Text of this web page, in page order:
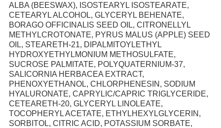
ALBA (BEESWAX), ISOSTEARYL ISOSTEARATE,
CETEARYL ALCOHOL, GLYCERYL BEHENATE,
BORAGO OFFICINALIS SEED OIL, CITRONELLYL
METHYLCROTONATE, PYRUS MALUS (APPLE) SEED
OIL, STEARETH-21, DIPALMITOYLETHYL
HYDROXYETHYLMONIUM METHOSULFATE,
SUCROSE PALMITATE, POLYQUATERNIUM-37,
SALICORNIA HERBACEA EXTRACT,
PHENOXYETHANOL, CHLORPHENESIN, SODIUM
HYALURONATE, CAPRYLIC/CAPRIC TRIGLYCERIDE,
CETEARETH-20, GLYCERYL LINOLEATE,
TOCOPHERYL ACETATE, ETHYLHEXYLGLYCERIN,
SORBITOL, CITRIC ACID, POTASSIUM SORBATE,